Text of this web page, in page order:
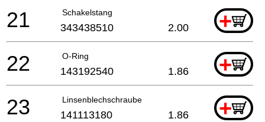
Schakelstang +
21 343438510 2.00
O-Ring +
22 143192540 1.86
Linsenblechschraube +
23 141113180 1.86